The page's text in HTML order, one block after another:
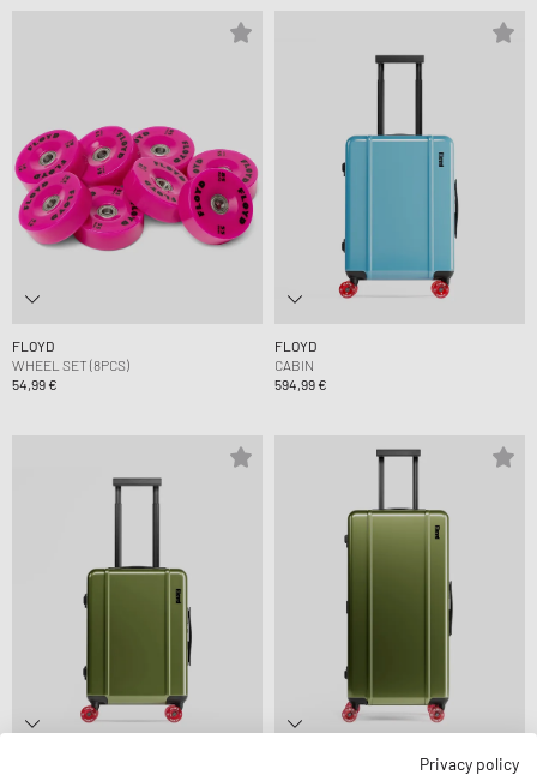
FLOYD
WHEEL SET (8PCS)
54,99 €
FLOYD
CABIN
594,99 €
Privacy policy